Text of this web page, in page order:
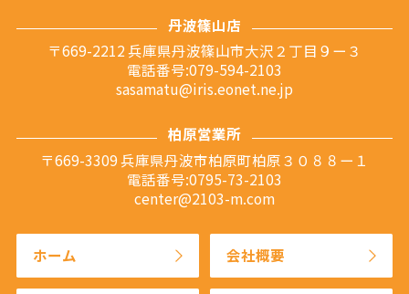
丹波篠山店
〒669-2212 兵庫県丹波篠山市大沢２丁目９ー３
電話番号:079-594-2103
sasamatu@iris.eonet.ne.jp
柏原営業所
〒669-3309 兵庫県丹波市柏原町柏原３０８８ー１
電話番号:0795-73-2103
center@2103-m.com
ホーム 会社概要